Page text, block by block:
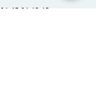
01 45 81 13 13